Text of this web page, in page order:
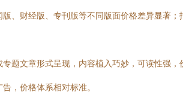
版、财经版、专刊版等不同版面价格差异显著
专题文章形式呈现，内容植入巧妙，可读性强
告，价格体系相对标准。